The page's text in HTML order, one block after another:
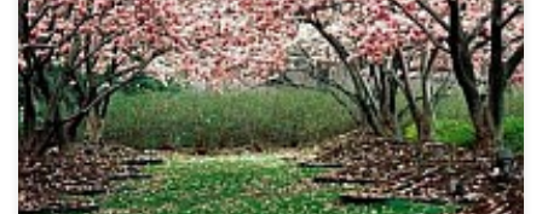
El frío invierno ha quedado atrás… Una nueva estación está por
llegar. La primavera: Un clima fresco nos traerá Con la magia de las
flores todo mejor verás. Inmensa alegría al corazón llegará Cada
mañana al podernos levantar. Entre la brisa y el viento que al
andar Acaricia nuestro rostro […]